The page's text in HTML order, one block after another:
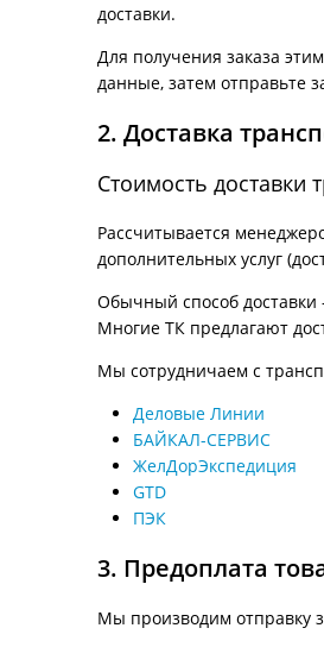
доставки.
Для получения заказа
данные, затем отправьте
2. Доставка
Стоимость доставки
Рассчитывается
дополнительных услуг
Обычный способ доставки
Многие ТК предлагают
Мы сотрудничаем с
Деловые Линии
БАЙКАЛ-СЕРВИС
ЖелДорЭкспедиция
GTD
ПЭК
3. Предоплата
Мы производим отправку